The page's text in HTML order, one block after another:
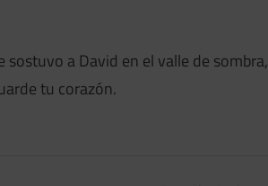
a David en el valle de sombra,
tu corazón.